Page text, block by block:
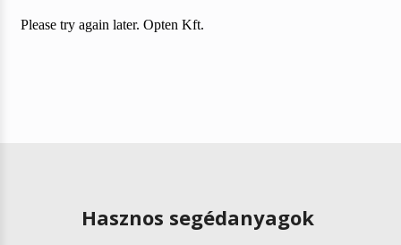
Hasznos segédanyagok